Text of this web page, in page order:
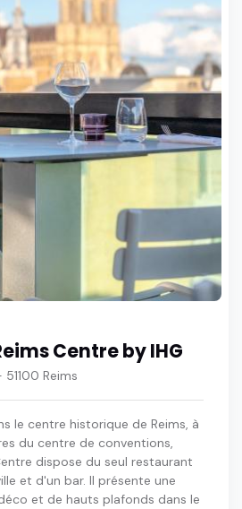
Centre by IHG
Reims
le centre historique de Reims, à
du centre de conventions,
dispose du seul restaurant
et d'un bar. Il présente une
et de hauts plafonds dans le